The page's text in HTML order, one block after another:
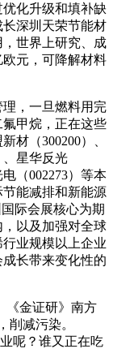
化升级和填补缺
深圳天荣节能材
世界上研究、成
元，可降解材料
，一旦燃料用完
甲烷，正在这些
材（300200）、
、星华反光
电（002273）等本
能减排和新能源
际会展核心为期
以及加强对全球
业规模以上企业
长带来变化性的
金证研》南方
削减污染。
呢？谁又正在吃